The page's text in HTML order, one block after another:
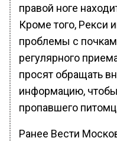
правой ноге
Кроме того, Рекси
проблемы с
регулярного
просят обращать
информацию,
пропавшего
Ранее Вести